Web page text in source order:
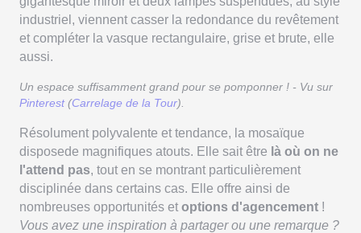
industriel, viennent casser la redondance du revêtement
et compléter la vasque rectangulaire, grise et brute, elle
aussi.
Un espace suffisamment grand pour se pomponner ! - Vu sur
Pinterest(Carrelage de la Tour).
Résolument polyvalente et tendance, la mosaïque
disposede magnifiques atouts. Elle sait être là où on ne
l'attend pas, tout en se montrant particulièrement
disciplinée dans certains cas. Elle offre ainsi de
nombreuses opportunités et options d'agencement !
Vous avez une inspiration à partager ou une remarque ?